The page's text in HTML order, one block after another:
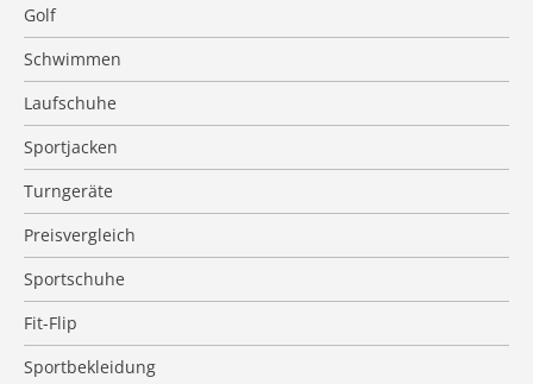
Golf
Schwimmen
Laufschuhe
Sportjacken
Turngeräte
Preisvergleich
Sportschuhe
Fit-Flip
Sportbekleidung